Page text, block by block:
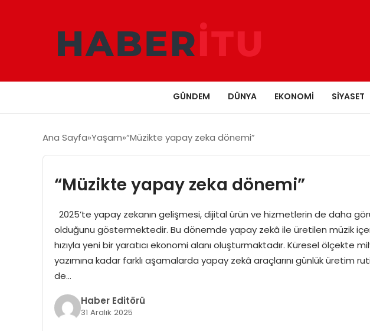
GÜNDEM DÜNYA EKONOMI SIYASET
Ana Sayfa Yaşam “Müzikte yapay zeka dönemi”
“Müzikte yapay zeka dönemi”
2025’te yapay zekanın gelişmesi, dijital ürün ve hizmetlerin de daha
olduğunu göstermektedir. Bu dönemde yapay zekâ ile üretilen müzik
hızıyla yeni bir yaratıcı ekonomi alanı oluşturmaktadır. Küresel ölçekte
yazımına kadar farklı aşamalarda yapay zekâ araçlarını günlük üretim
de…
Haber Editörü
31 Aralık 2025